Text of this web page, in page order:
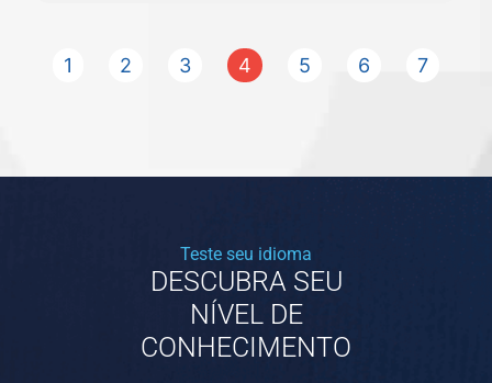
1 2 3 4 5 6 7
Teste seu idioma
DESCUBRA SEU
NÍVEL DE
CONHECIMENTO